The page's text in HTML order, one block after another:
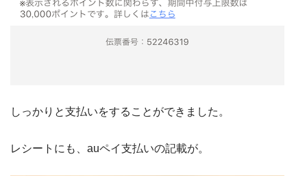
しっかりと支払いをすることができました。
レシートにも、auペイ支払いの記載が。